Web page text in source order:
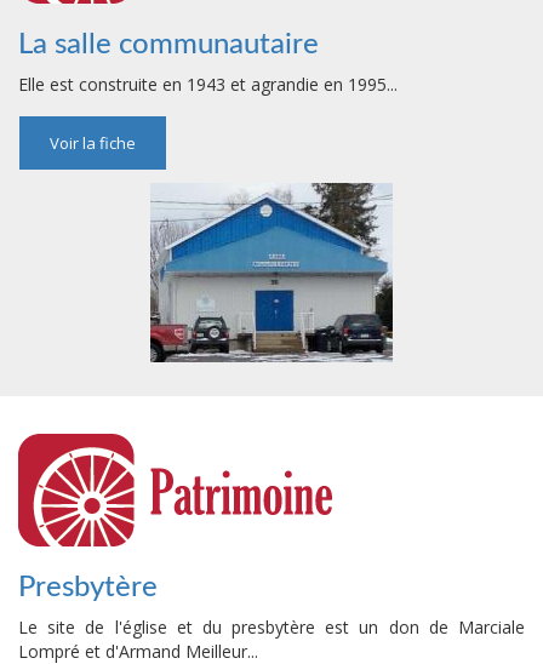
La salle communautaire
Elle est construite en 1943 et agrandie en 1995...
Voir la fiche
Presbytère
Le site de l'église et du presbytère est un don de Marciale
Lompré et d'Armand Meilleur...